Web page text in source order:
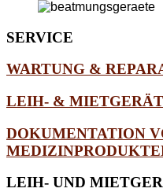
SERVICE
WARTUNG &
LEIH- &
DOKUMENTATION
LEIH- UND